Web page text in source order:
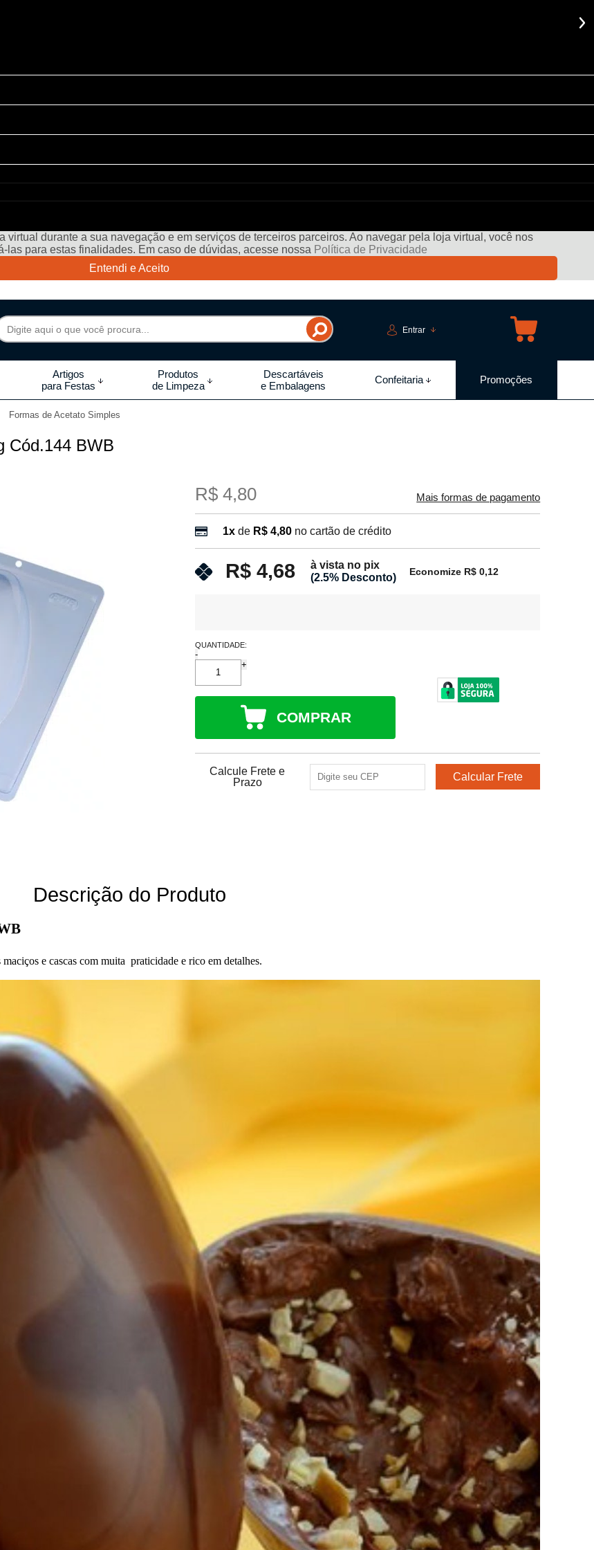
durante a sua navegação e em serviços de terceiros parceiros. Ao navegar pela loja virtual, você nos
para estas finalidades. Em caso de dúvidas, acesse nossa Política de Privacidade
Entendi e Aceito
Sábados -
Entrar
Artigos
para Festas
Produtos
de Limpeza
Descartáveis
e Embalagens
Confeitaria Promoções
Formas de Acetato Simples
Cód.144 BWB
R$ 4,80 Mais formas de pagamento
1x de R$ 4,80 no cartão de crédito
R$ 4,68
à vista no pix
(2.5% Desconto)
Economize R$ 0,12
QUANTIDADE:
-
+
COMPRAR
Calcule Frete e
Prazo
Descrição do Produto
e cascas com muita praticidade e rico em detalhes.